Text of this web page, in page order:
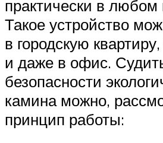
практически в
Такое устройство
в городскую
и даже в офис.
безопасности
камина можно,
принцип работы: